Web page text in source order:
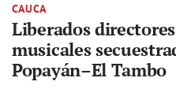
CAUCA
Liberados
musicales
Popayán–El Tambo